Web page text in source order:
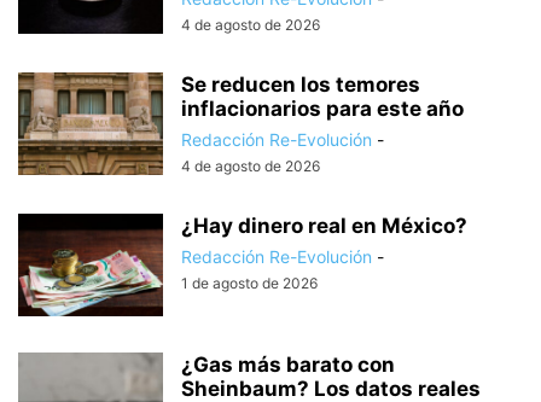
4 de agosto de 2026
Se reducen los temores
inflacionarios para este año
Redacción Re-Evolución -
4 de agosto de 2026
¿Hay dinero real en México?
Redacción Re-Evolución -
1 de agosto de 2026
¿Gas más barato con
Sheinbaum? Los datos reales